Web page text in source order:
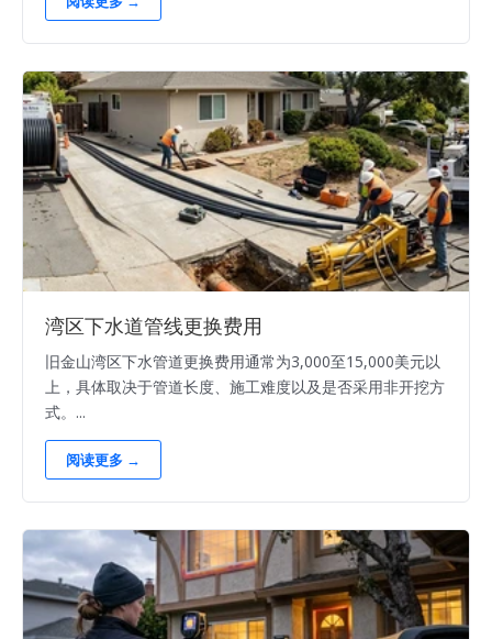
湾区下水道管线更换费用
旧金山湾区下水管道更换费用通常为3,000至15,000美元以
上，具体取决于管道长度、施工难度以及是否采用非开挖方
式。...
阅读更多 →